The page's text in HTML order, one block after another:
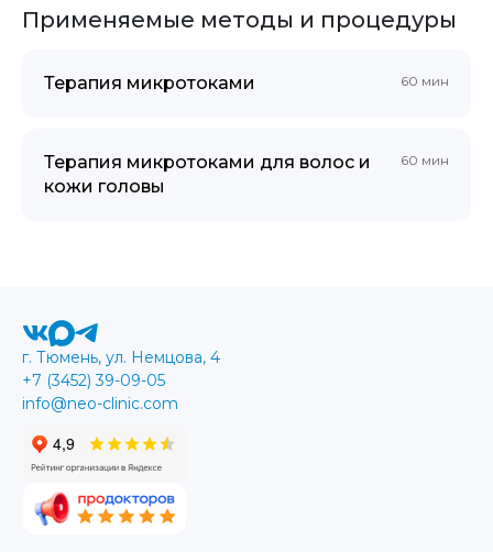
Применяемые методы и процедуры
Терапия микротоками 60 мин
Терапия микротоками для волос и
кожи головы
60 мин
г. Тюмень, ул. Немцова, 4
+7 (3452) 39-09-05
info@neo-clinic.com